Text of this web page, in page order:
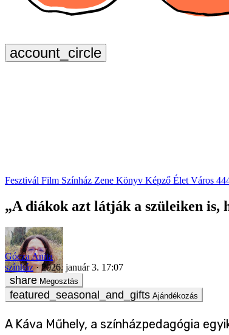
Fesztivál Film Színház Zene Könyv Képző Élet Város
„A diákok azt látják a szüleiken is,
Gócza Anita
színház
2026. január 3. 17:07
Megosztás
Ajándékozás
A Káva Műhely, a színházpedagógia